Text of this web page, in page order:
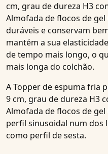
cm, grau de dureza H3
Almofada de flocos de
duráveis e conservam
mantém a sua
de tempo mais longo, o
mais longa do colchão.
ATopper de espuma fria
9 cm, grau de dureza H3
Almofada de flocos de
perfil sinusoidal num dos
como perfil de sesta.